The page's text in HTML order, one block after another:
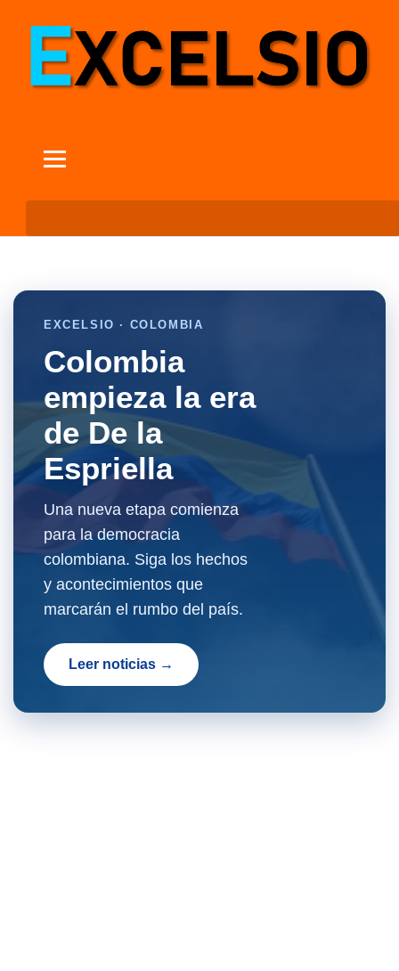
EXCELSIO · COLOMBIA
Colombia
empieza la era
de De la
Espriella
Una nueva etapa comienza
para la democracia
colombiana. Siga los hechos
y acontecimientos que
marcarán el rumbo del país.
Leer noticias →